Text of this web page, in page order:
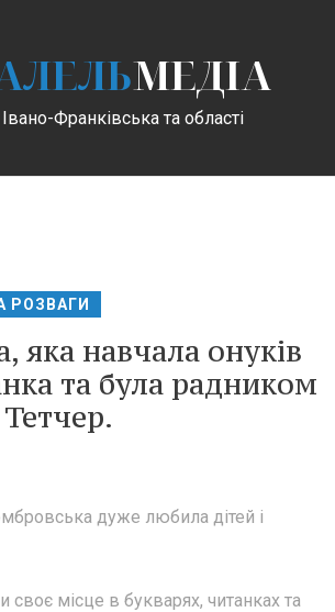
МЕДІА
Франківська та області
РОЗВАГИ
яка навчала онуків
та була радником
дуже любила дітей і
своє місце в букварях, читанках та